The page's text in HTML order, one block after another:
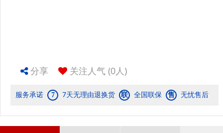
分享 关注人气 (0人)
服务承诺 7 7天无理由退换货 联 全国联保 售 无忧售后